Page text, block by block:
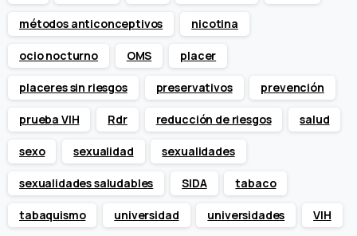
métodos anticonceptivos nicotina
ocio nocturno OMS placer
placeres sin riesgos preservativos prevención
prueba VIH Rdr reducción de riesgos salud
sexo sexualidad sexualidades
sexualidades saludables SIDA tabaco
tabaquismo universidad universidades VIH